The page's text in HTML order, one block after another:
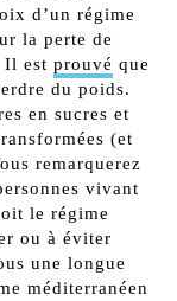
d’un régime
la perte de
Il estprouvé que
du poids.
en sucres et
(et
remarquerez
vivant
le régime
ou à éviter
une longue
méditerranéen